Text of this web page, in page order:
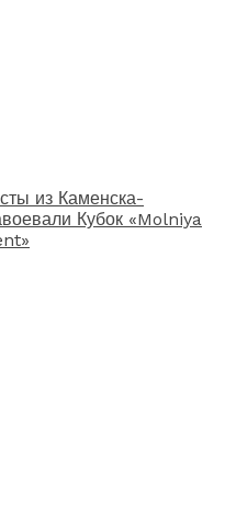
из Каменска-
Кубок «Molniya